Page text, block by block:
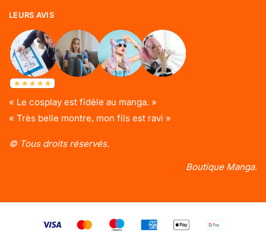
LEURS AVIS
« Le cosplay est fidèle au manga. »
« Très belle montre, mon fils est ravi »
© Tous droits réservés.
Boutique Manga.